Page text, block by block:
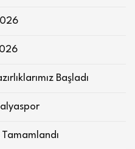
Başladı
Tamamlandı